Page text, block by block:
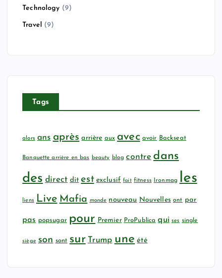
Technology (9)
Travel (9)
Tags
alors ans après arrière aux avec avoir Backseat
Banquette arrière en bas beauty blog contre dans
des direct dit est exclusif fait fitness Ironmag les
liens Live Mafia monde nouveau Nouvelles ont par
pas popsugar pour Premier ProPublica qui ses single
siège son sont sur Trump une été